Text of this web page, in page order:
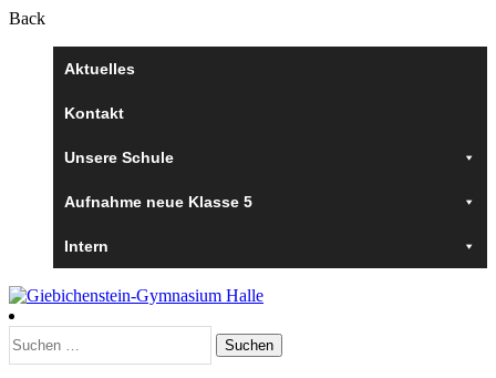
Back
Aktuelles
Kontakt
Unsere Schule
Aufnahme neue Klasse 5
Intern
nach: